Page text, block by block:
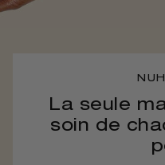
La seule
soin de